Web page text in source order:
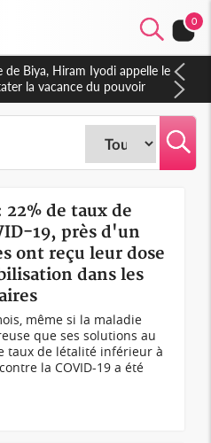
0
PDCI-RDA, Lessiehi bannit
de taux de
19, près d'un
ont reçu leur dose
dans les
même si la maladie
que ses solutions au
taux de létalité inférieur à
la COVID-19 a été